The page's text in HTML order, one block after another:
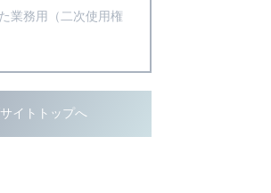
業務用（二次使用権
イトトップへ